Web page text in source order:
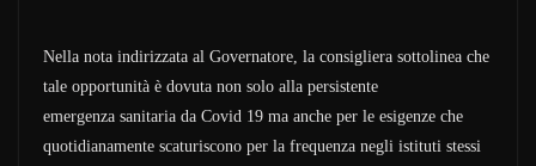
Nella nota indirizzata al Governatore, la consigliera sottolinea che
tale opportunità è dovuta non solo alla persistente
emergenza sanitaria da Covid 19 ma anche per le esigenze che
quotidianamente scaturiscono per la frequenza negli istituti stessi